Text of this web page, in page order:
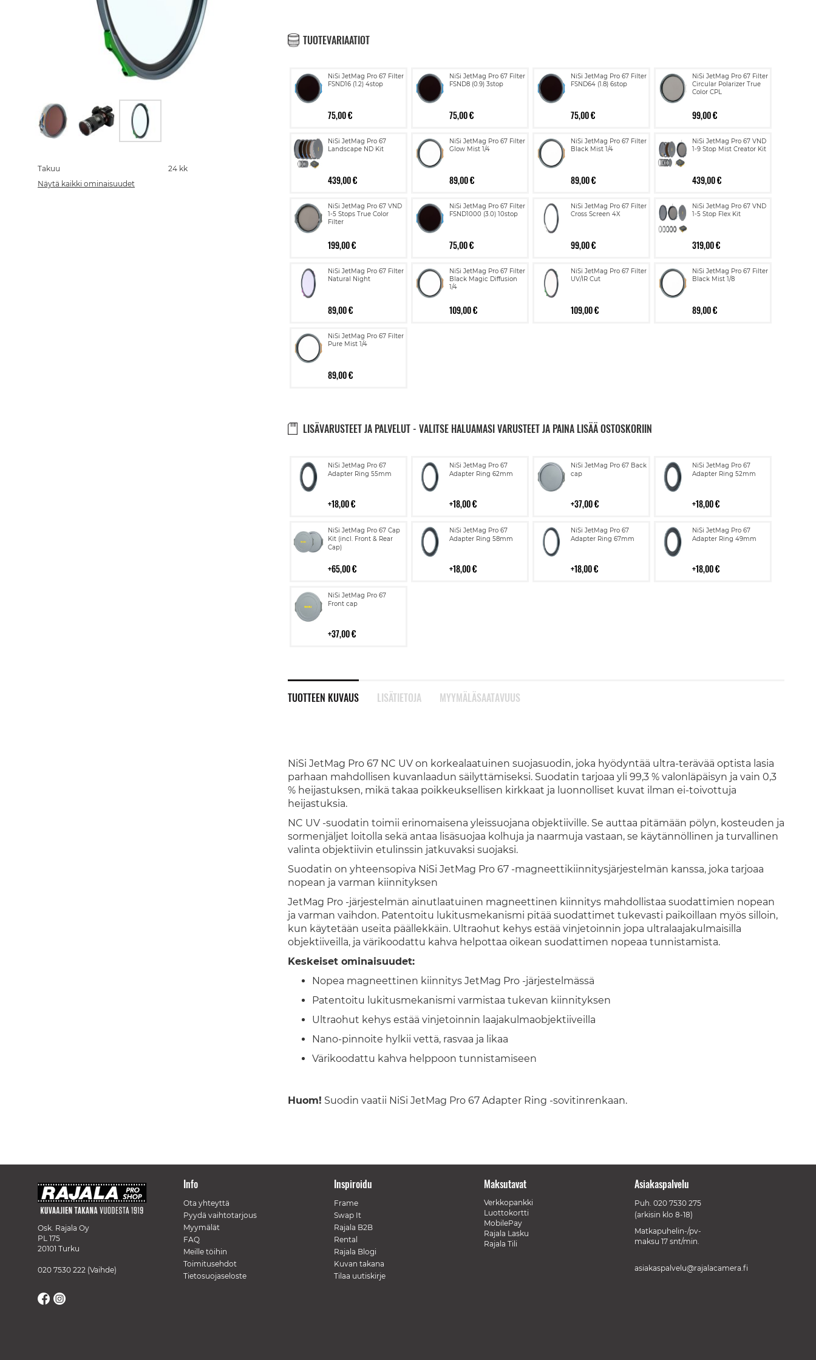
TUOTEVARIAATIOT
NiSi JetMag Pro 67 Filter
FSND16 (1.2) 4stop
75,00 €
NiSi JetMag Pro 67 Filter
FSND8 (0.9) 3stop
75,00 €
NiSi JetMag Pro 67 Filter
FSND64 (1.8) 6stop
75,00 €
NiSi JetMag Pro 67 Filter
Circular Polarizer True
Color CPL
99,00 €
NiSi JetMag Pro 67
Landscape ND Kit
439,00 €
NiSi JetMag Pro 67 Filter
Glow Mist 1/4
89,00 €
NiSi JetMag Pro 67 Filter
Black Mist 1/4
89,00 €
NiSi JetMag Pro 67 VND
1-9 Stop Mist Creator Kit
439,00 €
NiSi JetMag Pro 67 VND
1-5 Stops True Color
Filter
199,00 €
NiSi JetMag Pro 67 Filter
FSND1000 (3.0) 10stop
75,00 €
NiSi JetMag Pro 67 Filter
Cross Screen 4X
99,00 €
NiSi JetMag Pro 67 VND
1-5 Stop Flex Kit
319,00 €
NiSi JetMag Pro 67 Filter
Natural Night
89,00 €
NiSi JetMag Pro 67 Filter
Black Magic Diffusion
1/4
109,00 €
NiSi JetMag Pro 67 Filter
UV/IR Cut
109,00 €
NiSi JetMag Pro 67 Filter
Black Mist 1/8
89,00 €
NiSi JetMag Pro 67 Filter
Pure Mist 1/4
89,00 €
LISÄVARUSTEET JA PALVELUT - VALITSE HALUAMASI VARUSTEET JA PAINA LISÄÄ OSTOSKORIIN
NiSi JetMag Pro 67
Adapter Ring 55mm
18,00 €
Lisää
ostoskoriin
NiSi JetMag Pro 67
Adapter Ring 62mm
18,00 €
Lisää
ostoskoriin
NiSi JetMag Pro 67 Back
cap
37,00 €
Lisää
ostoskoriin
NiSi JetMag Pro 67
Adapter Ring 52mm
18,00 €
Lisää
ostoskoriin
NiSi JetMag Pro 67 Cap
Kit (incl. Front & Rear
Cap)
65,00 €
Lisää
ostoskoriin
NiSi JetMag Pro 67
Adapter Ring 58mm
18,00 €
Lisää
ostoskoriin
NiSi JetMag Pro 67
Adapter Ring 67mm
18,00 €
Lisää
ostoskoriin
NiSi JetMag Pro 67
Adapter Ring 49mm
18,00 €
Lisää
ostoskoriin
NiSi JetMag Pro 67
Front cap
37,00 €
Lisää
ostoskoriin
TUOTTEEN KUVAUS
NiSi JetMag Pro 67 NC UV on korkealaatuinen suojasuodin, joka hyödyntää ultra-terävää optista lasia
parhaan mahdollisen kuvanlaadun säilyttämiseksi. Suodatin tarjoaa yli 99,3 % valonläpäisyn ja vain 0,3
% heijastuksen, mikä takaa poikkeuksellisen kirkkaat ja luonnolliset kuvat ilman ei-toivottuja
heijastuksia.
NC UV -suodatin toimii erinomaisena yleissuojana objektiiville. Se auttaa pitämään pölyn, kosteuden ja
sormenjäljet loitolla sekä antaa lisäsuojaa kolhuja ja naarmuja vastaan, se käytännöllinen ja turvallinen
valinta objektiivin etulinssin jatkuvaksi suojaksi.
Suodatin on yhteensopiva NiSi JetMag Pro 67 -magneettikiinnitysjärjestelmän kanssa, joka tarjoaa
nopean ja varman kiinnityksen
JetMag Pro -järjestelmän ainutlaatuinen magneettinen kiinnitys mahdollistaa suodattimien nopean
ja varman vaihdon. Patentoitu lukitusmekanismi pitää suodattimet tukevasti paikoillaan myös silloin,
kun käytetään useita päällekkäin. Ultraohut kehys estää vinjetoinnin jopa ultralaajakulmaisilla
objektiiveilla, ja värikoodattu kahva helpottaa oikean suodattimen nopeaa tunnistamista.
Keskeiset ominaisuudet:
Nopea magneettinen kiinnitys JetMag Pro -järjestelmässä
Patentoitu lukitusmekanismi varmistaa tukevan kiinnityksen
Ultraohut kehys estää vinjetoinnin laajakulmaobjektiiveilla
Nano-pinnoite hylkii vettä, rasvaa ja likaa
Värikoodattu kahva helppoon tunnistamiseen
Huom! Suodin vaatii NiSi JetMag Pro 67 Adapter Ring -sovitinrenkaan.
LISÄTIETOJA MYYMÄLÄSAATAVUUS
the
beginning
of
Takuu
24 kk
Näytä kaikki ominaisuudet
Osk. Rajala Oy
PL 175
20101 Turku
020 7530 222 (Vaihde)
Info
Ota yhteyttä
Pyydä vaihtotarjous
Myymälät
FAQ
Meille töihin
Toimitusehdot
Tietosuojaseloste
Inspiroidu
Frame
Swap It
Rajala B2B
Rental
Rajala Blogi
Kuvan takana
Tilaa uutiskirje
Maksutavat
Verkkopankki
Luottokortti
MobilePay
Rajala Lasku
Rajala Tili
Asiakaspalvelu
Puh. 020 7530 275
(arkisin klo 8-18)
Matkapuhelin-/pv-
maksu 17 snt/min.
asiakaspalvelu@rajalacamera.fi